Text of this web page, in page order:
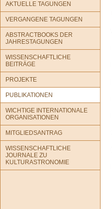
AKTUELLE TAGUNGEN
VERGANGENE TAGUNGEN
ABSTRACTBOOKS DER
JAHRESTAGUNGEN
WISSENSCHAFTLICHE
BEITRÄGE
PROJEKTE
PUBLIKATIONEN
WICHTIGE INTERNATIONALE
ORGANISATIONEN
MITGLIEDSANTRAG
WISSENSCHAFTLICHE
JOURNALE ZU
KULTURASTRONOMIE